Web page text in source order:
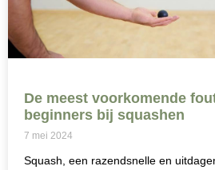
De meest voorkomende
beginners bij squashen
7 mei 2024
Squash, een razendsnelle en